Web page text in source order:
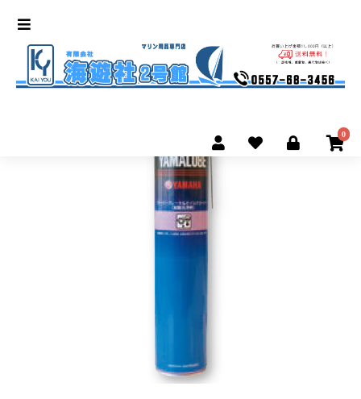
0
オイルクリーナー